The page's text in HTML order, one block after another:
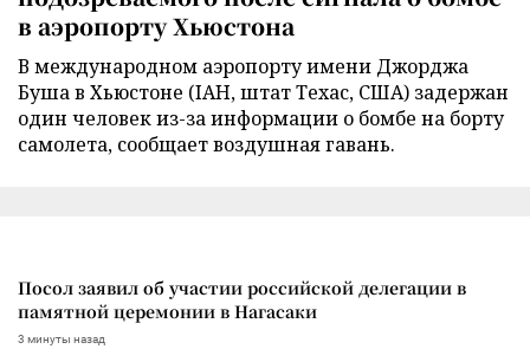
в аэропорту Хьюстона
В международном аэропорту имени Джорджа
Буша в Хьюстоне (IAH, штат Техас, США) задержан
один человек из-за информации о бомбе на борту
самолета, сообщает воздушная гавань.
Посол заявил об участии российской делегации в
памятной церемонии в Нагасаки
3 минуты назад